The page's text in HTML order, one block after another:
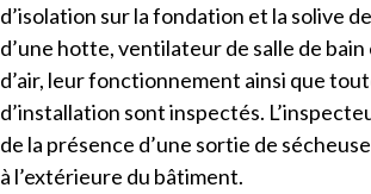
d’isolation sur la fondation et la solive
d’une hotte, ventilateur de salle de
d’air, leur fonctionnement ainsi que
d’installation sont inspectés.
de la présence d’une sortie de
à l’extérieure du bâtiment.